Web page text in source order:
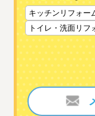
キッチンリフォー
トイレ・洗面リフ